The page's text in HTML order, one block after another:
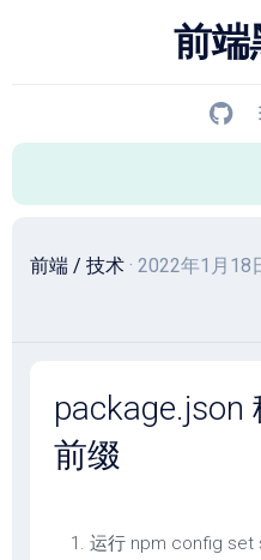
前端
前端 / 技术 · 2022年1月18
package.json
前缀
运行 npm config set